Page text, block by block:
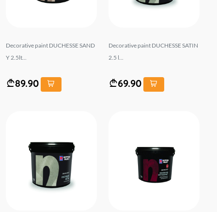
Decorative paint DUCHESSE SAND
Y 2.5lt...
89.90
Decorative paint DUCHESSE SATIN
2.5 l...
69.90